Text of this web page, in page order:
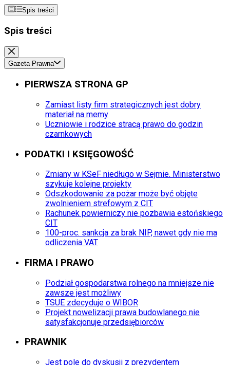
Spis treści
Spis treści
Gazeta Prawna
PIERWSZA STRONA GP
Zamiast listy firm strategicznych jest dobry
materiał na memy
Uczniowie i rodzice stracą prawo do godzin
czarnkowych
PODATKI I KSIĘGOWOŚĆ
Zmiany w KSeF niedługo w Sejmie. Ministerstwo
szykuje kolejne projekty
Odszkodowanie za pożar może być objęte
zwolnieniem strefowym z CIT
Rachunek powierniczy nie pozbawia estońskiego
CIT
100-proc. sankcja za brak NIP, nawet gdy nie ma
odliczenia VAT
FIRMA I PRAWO
Podział gospodarstwa rolnego na mniejsze nie
zawsze jest możliwy
TSUE zdecyduje o WIBOR
Projekt nowelizacji prawa budowlanego nie
satysfakcjonuje przedsiębiorców
PRAWNIK
Jest pole do dyskusji z prezydentem